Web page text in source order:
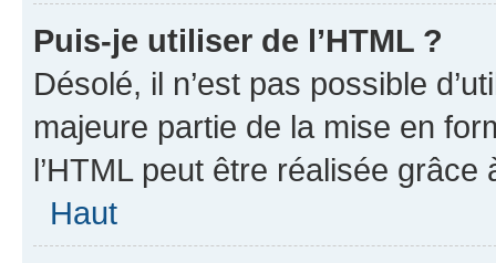
Puis-je utiliser de l’HTML ?
Désolé, il n’est pas possible
majeure partie de la mise en
l’HTML peut être réalisée grâce
Haut